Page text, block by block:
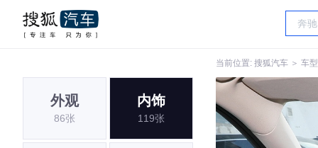
当前位置: 搜狐汽车 ＞ 车
外观
86张
内饰
119张